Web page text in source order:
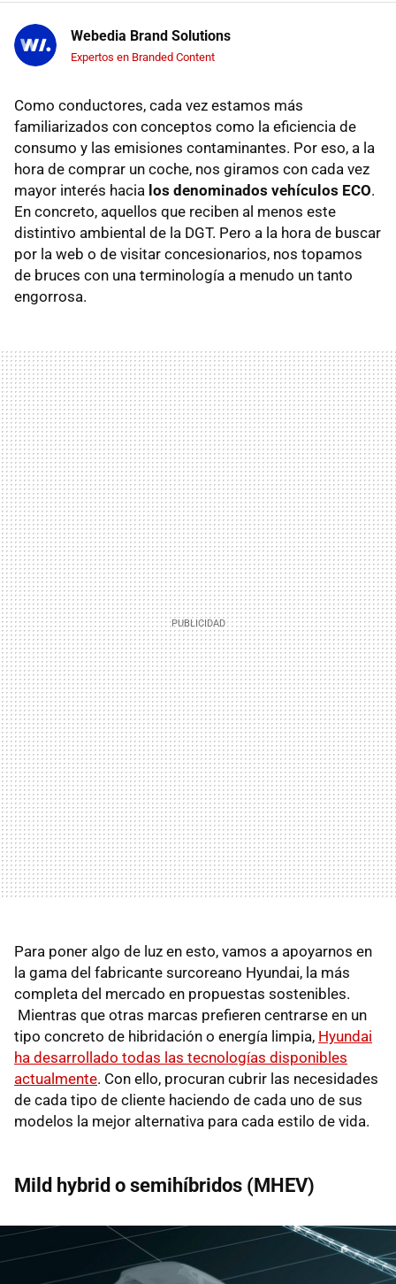
Webedia Brand Solutions
Expertos en Branded Content
Como conductores, cada vez estamos más
familiarizados con conceptos como la eficiencia de
consumo y las emisiones contaminantes. Por eso, a la
hora de comprar un coche, nos giramos con cada vez
mayor interés hacia los denominados vehículos ECO.
En concreto, aquellos que reciben al menos este
distintivo ambiental de la DGT. Pero a la hora de buscar
por la web o de visitar concesionarios, nos topamos
de bruces con una terminología a menudo un tanto
engorrosa.
Para poner algo de luz en esto, vamos a apoyarnos en
la gama del fabricante surcoreano Hyundai, la más
completa del mercado en propuestas sostenibles.
Mientras que otras marcas prefieren centrarse en un
tipo concreto de hibridación o energía limpia, Hyundai
ha desarrollado todas las tecnologías disponibles
actualmente. Con ello, procuran cubrir las necesidades
de cada tipo de cliente haciendo de cada uno de sus
modelos la mejor alternativa para cada estilo de vida.
Mild hybrid o semihíbridos (MHEV)